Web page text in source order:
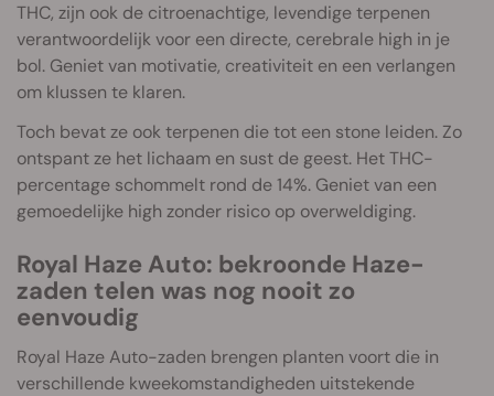
THC, zijn ook de citroenachtige, levendige terpenen
verantwoordelijk voor een directe, cerebrale high in je
bol. Geniet van motivatie, creativiteit en een verlangen
om klussen te klaren.
Toch bevat ze ook terpenen die tot een stone leiden. Zo
ontspant ze het lichaam en sust de geest. Het THC-
percentage schommelt rond de 14%. Geniet van een
gemoedelijke high zonder risico op overweldiging.
Royal Haze Auto: bekroonde Haze-
zaden telen was nog nooit zo
eenvoudig
Royal Haze Auto-zaden brengen planten voort die in
verschillende kweekomstandigheden uitstekende